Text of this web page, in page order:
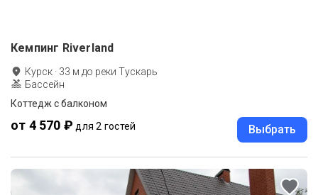
Кемпинг Riverland
Курск · 33 м до реки Тускарь
Бассейн
Коттедж с балконом
от 4 570 ₽ для 2 гостей Выбрать